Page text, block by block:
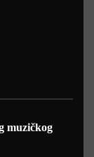
muzičkog